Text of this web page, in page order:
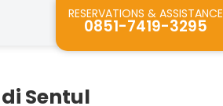
RESERVATIONS & ASSISTANCE
0851-7419-3295
Sentul